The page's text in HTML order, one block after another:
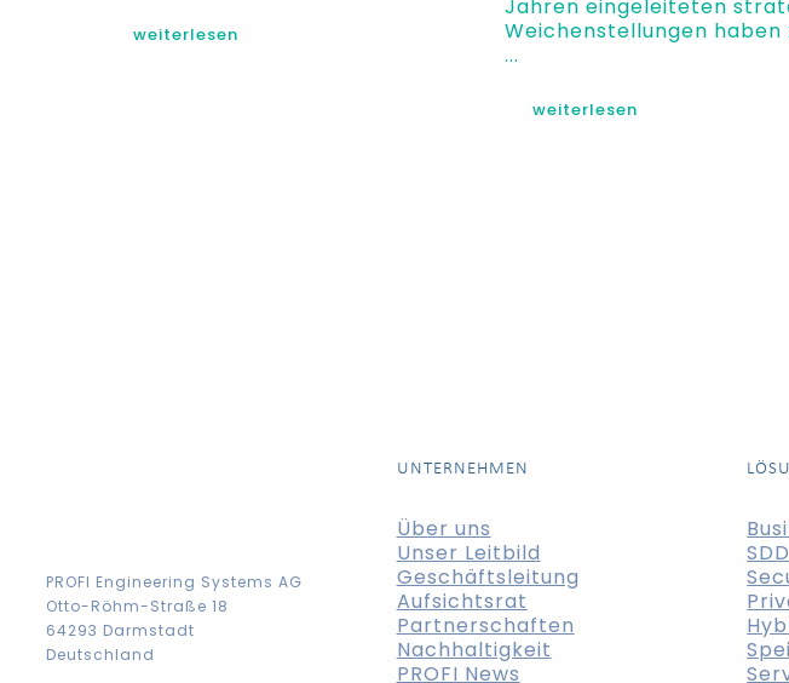
weiterlesen
Jahren eingeleiteten
Weichenstellungen haben
...
weiterlesen
PROFI Engineering Systems AG
Otto-Röhm-Straße 18
64293 Darmstadt
Deutschland
UNTERNEHMEN
Über uns
Unser Leitbild
Geschäftsleitung
Aufsichtsrat
Partnerschaften
Nachhaltigkeit
PROFI News